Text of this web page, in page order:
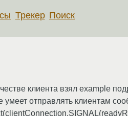
Трекер Поиск
клиента взял example
отправлять клиентам